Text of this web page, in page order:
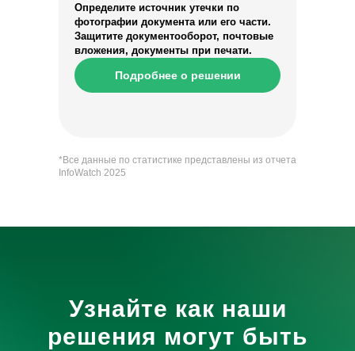
Определите источник утечки по
фотографии документа или его части.
Защитите документооборот, почтовые
вложения, документы при печати.
Подробнее о решении
*Все данные по статистике представлены из отчета
InfoWatch 2025
Узнайте как наши
решения могут быть